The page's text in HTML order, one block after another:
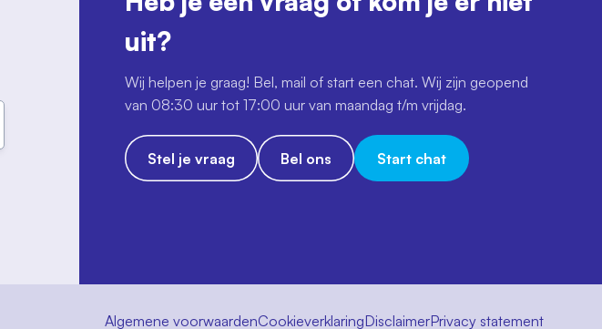
uit?
Wij helpen je graag! Bel, mail of start een chat. Wij zijn geopend
van 08:30 uur tot 17:00 uur van maandag t/m vrijdag.
Stel je vraag Bel ons Start chat
Algemene voorwaardenCookieverklaringDisclaimerPrivacy statement